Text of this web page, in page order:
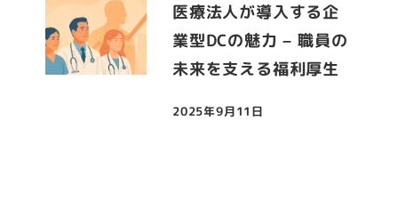
医療法人が導入する企
業型DCの魅力 – 職員の
未来を支える福利厚生
投稿日
2025年9月11日